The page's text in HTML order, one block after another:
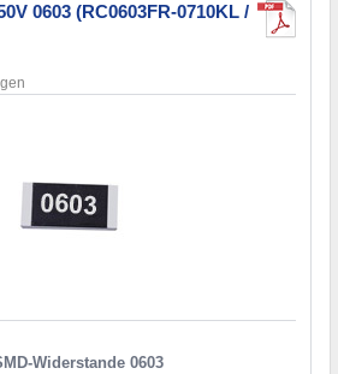
0603 (RC0603FR-0710KL /
Widerstande 0603